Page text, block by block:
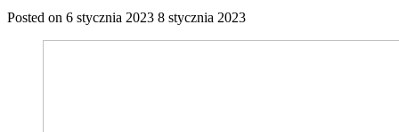
Posted on 6 stycznia 2023 8 stycznia 2023